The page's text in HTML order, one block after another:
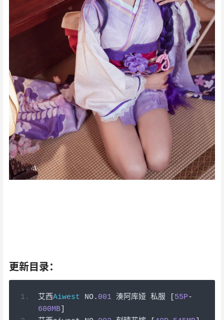
更新目录：
艾西Aiwest NO. 001 湊阿库娅 私服 55P-
600MB]